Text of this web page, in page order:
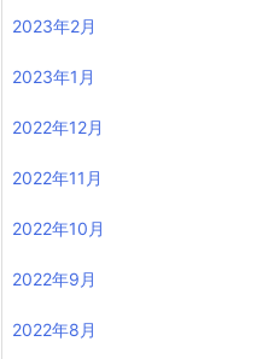
2023年2月
2023年1月
2022年12月
2022年11月
2022年10月
2022年9月
2022年8月